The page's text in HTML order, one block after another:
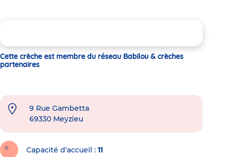
Cette crèche est membre du réseau Babilou & crèches
partenaires
9 Rue Gambetta
69330 Meyzieu
Capacité d'accueil 11